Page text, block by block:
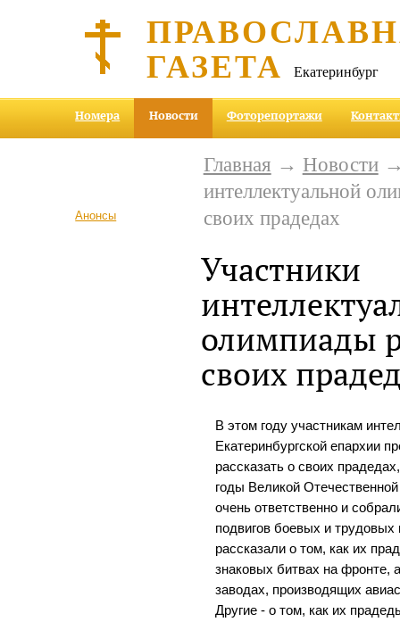
ГАЗЕТА Екатеринбург
Номера Новости Фоторепортажи
Анонсы
Главная → Новости→
интеллектуальной
своих прадедах
Участники
олимпиады
своих
В этом году участникам
Екатеринбургской епархии
рассказать о своих
годы Великой
очень ответственно и
подвигов боевых и
рассказали о том, как их
знаковых битвах на фронте,
заводах, производящих
Другие - о том, как их